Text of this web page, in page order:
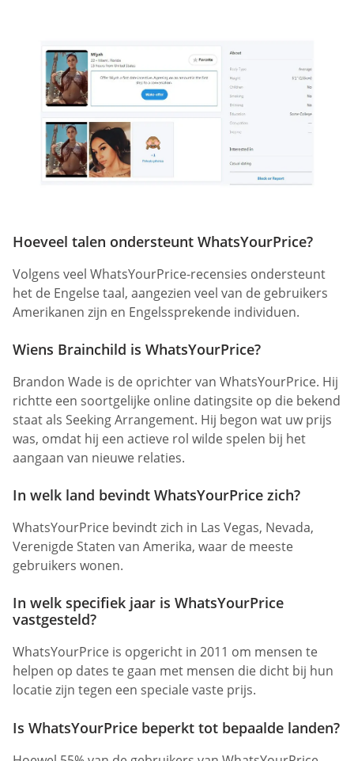
Hoeveel talen ondersteunt WhatsYourPrice?
Volgens veel WhatsYourPrice-recensies ondersteunt
het de Engelse taal, aangezien veel van de gebruikers
Amerikanen zijn en Engelssprekende individuen.
Wiens Brainchild is WhatsYourPrice?
Brandon Wade is de oprichter van WhatsYourPrice. Hij
richtte een soortgelijke online datingsite op die bekend
staat als Seeking Arrangement. Hij begon wat uw prijs
was, omdat hij een actieve rol wilde spelen bij het
aangaan van nieuwe relaties.
In welk land bevindt WhatsYourPrice zich?
WhatsYourPrice bevindt zich in Las Vegas, Nevada,
Verenigde Staten van Amerika, waar de meeste
gebruikers wonen.
In welk specifiek jaar is WhatsYourPrice
vastgesteld?
WhatsYourPrice is opgericht in 2011 om mensen te
helpen op dates te gaan met mensen die dicht bij hun
locatie zijn tegen een speciale vaste prijs.
Is WhatsYourPrice beperkt tot bepaalde landen?